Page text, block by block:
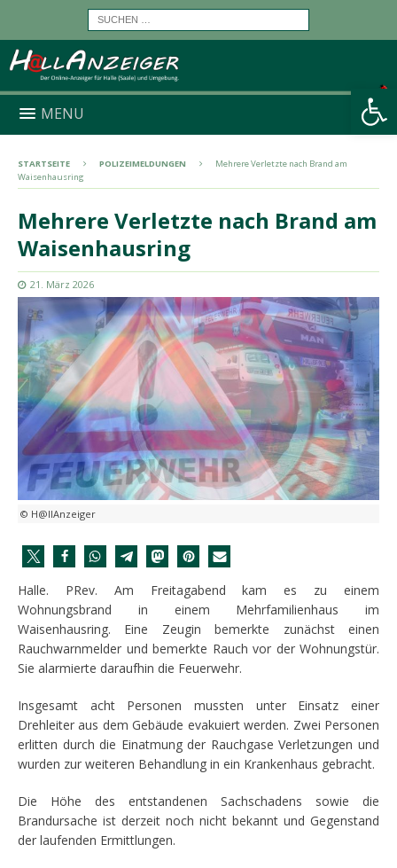
Werkzeugleiste öffnen
MENU
STARTSEITE POLIZEIMELDUNGEN
Mehrere Verletzte nach Brand am
Waisenhausring
Mehrere Verletzte nach Brand am
Waisenhausring
21. März 2026
© H@llAnzeiger
Halle. PRev. Am Freitagabend kam es zu einem
Wohnungsbrand in einem Mehrfamilienhaus im
Waisenhausring. Eine Zeugin bemerkte zunächst einen
Rauchwarnmelder und bemerkte Rauch vor der Wohnungstür.
Sie alarmierte daraufhin die Feuerwehr.
Insgesamt acht Personen mussten unter Einsatz einer
Drehleiter aus dem Gebäude evakuiert werden. Zwei Personen
erlitten durch die Einatmung der Rauchgase Verletzungen und
wurden zur weiteren Behandlung in ein Krankenhaus gebracht.
Die Höhe des entstandenen Sachschadens sowie die
Brandursache ist derzeit noch nicht bekannt und Gegenstand
der laufenden Ermittlungen.